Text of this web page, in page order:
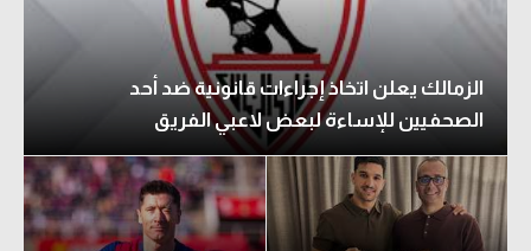
الزمالك يعلن اتخاذ إجراءات قانونية ضد أحد
الصحفيين للإساءة لبعض لاعبي الفريق